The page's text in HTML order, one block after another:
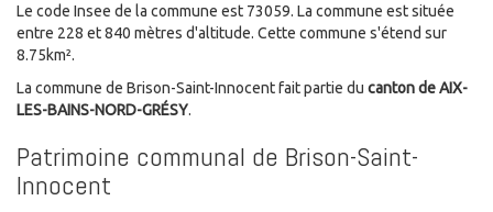
Le code Insee de la commune est 73059. La commune est située
entre 228 et 840 mètres d'altitude. Cette commune s'étend sur
8.75km².
La commune de Brison-Saint-Innocent fait partie du canton de AIX-
LES-BAINS-NORD-GRÉSY.
Patrimoine communal de Brison-Saint-
Innocent